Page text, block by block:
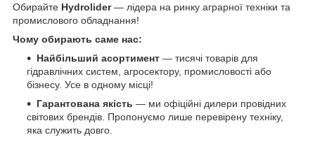
Обирайте Hydrolider— лідера на ринку аграрної техніки та
промислового обладнання!
Чому обирають саме нас:
Найбільший асортимент — тисячі товарів для
гідравлічних систем, агросектору, промисловості або
бізнесу. Усе в одному місці!
Гарантована якість — ми офіційні дилери провідних
світових брендів. Пропонуємо лише перевірену техніку,
яка служить довго.